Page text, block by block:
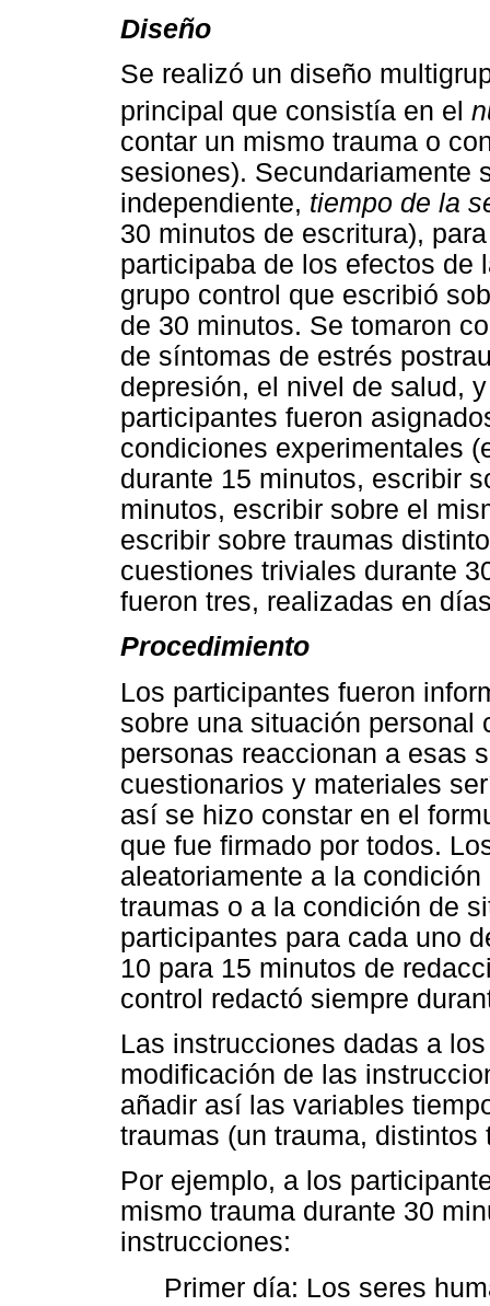
Diseño
Se realizó un diseño
principal que consistía en el
contar un mismo trauma o
sesiones). Secundariamente
independiente, tiempo de la
30 minutos de escritura),
participaba de los efectos de
grupo control que escribió
de 30 minutos. Se tomaron
de síntomas de estrés
depresión, el nivel de salud,
participantes fueron
condiciones experimentales
durante 15 minutos, escribir
minutos, escribir sobre el
escribir sobre traumas
cuestiones triviales durante
fueron tres, realizadas en
Procedimiento
Los participantes fueron
sobre una situación personal
personas reaccionan a esas
cuestionarios y materiales
así se hizo constar en el
que fue firmado por todos.
aleatoriamente a la
traumas o a la condición de
participantes para cada uno
10 para 15 minutos de
control redactó siempre
Las instrucciones dadas a
modificación de las
añadir así las variables
traumas (un trauma,
Por ejemplo, a los
mismo trauma durante 30
instrucciones:
Primer día: Los seres